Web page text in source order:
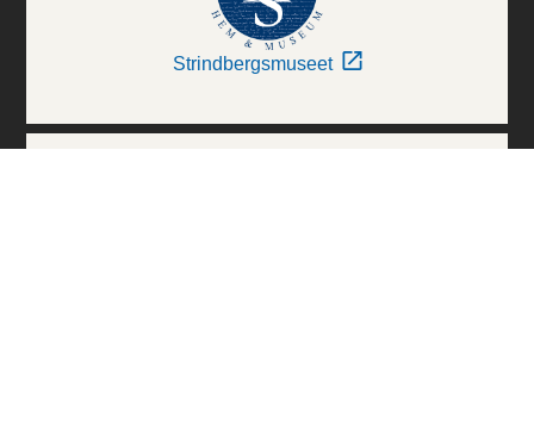
Strindbergsmuseet